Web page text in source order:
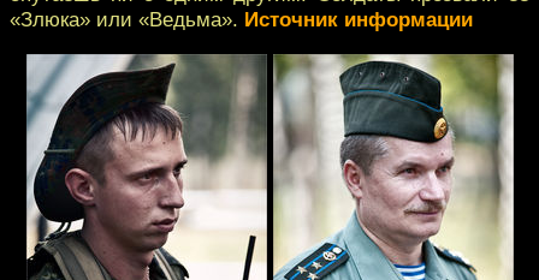
«Злюка» или «Ведьма». Источник информации